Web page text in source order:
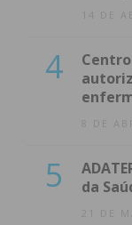
14 DE
4
8 DE
5
da
21 DE